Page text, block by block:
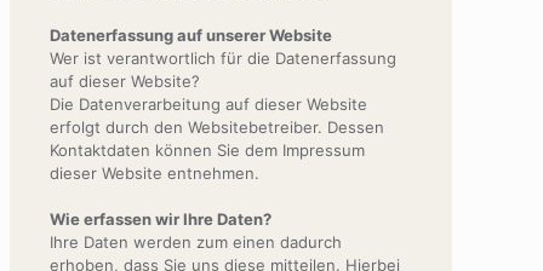
Datenerfassung auf unserer Website
Wer ist verantwortlich für die Datenerfassung
auf dieser Website?
Die Datenverarbeitung auf dieser Website
erfolgt durch den Websitebetreiber. Dessen
Kontaktdaten können Sie dem Impressum
dieser Website entnehmen.
Wie erfassen wir Ihre Daten?
Ihre Daten werden zum einen dadurch
erhoben, dass Sie uns diese mitteilen. Hierbei